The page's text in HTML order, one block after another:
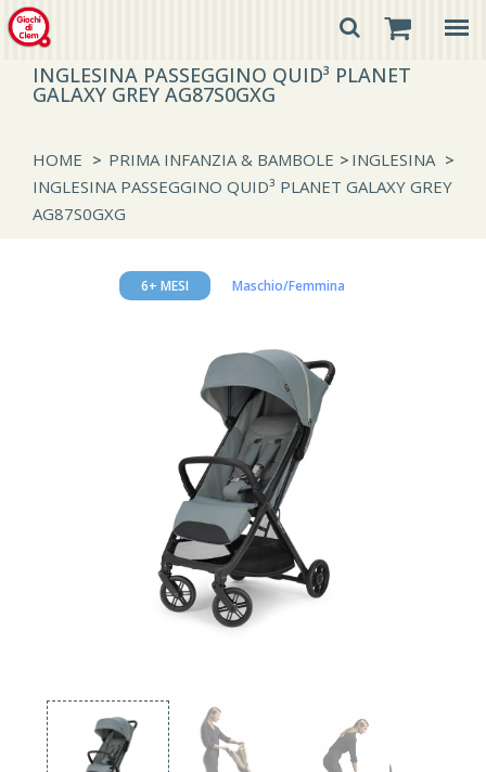
INGLESINA PASSEGGINO QUID³ PLANET
GALAXY GREY AG87S0GXG
HOME > PRIMA INFANZIA & BAMBOLE > INGLESINA >
INGLESINA PASSEGGINO QUID³ PLANET GALAXY GREY
AG87S0GXG
6+ MESI Maschio/Femmina